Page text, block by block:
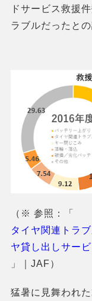
ドサービス救援
ラブルだったと
（※ 参照：「
タイヤ関連トラ
ヤ貸し出しサー
」｜JAF）
猛暑に見舞われ